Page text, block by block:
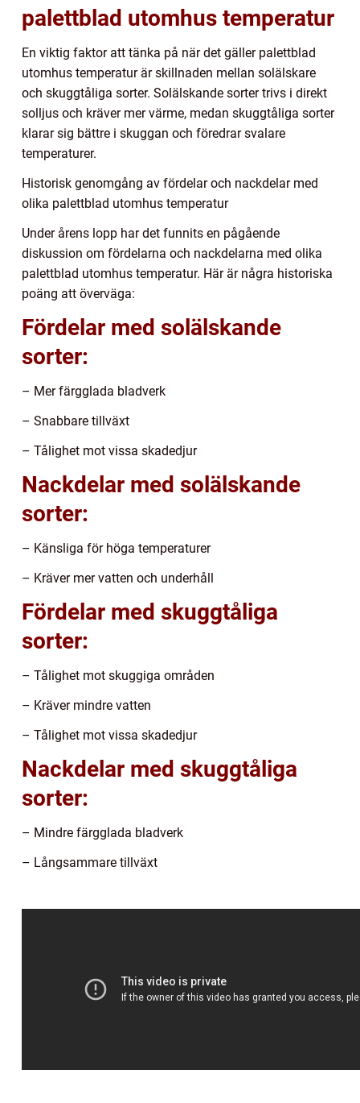
palettblad utomhus temperatur
En viktig faktor att tänka på när det gäller palettblad
utomhus temperatur är skillnaden mellan solälskare
och skuggtåliga sorter. Solälskande sorter trivs i direkt
solljus och kräver mer värme, medan skuggtåliga sorter
klarar sig bättre i skuggan och föredrar svalare
temperaturer.
Historisk genomgång av fördelar och nackdelar med
olika palettblad utomhus temperatur
Under årens lopp har det funnits en pågående
diskussion om fördelarna och nackdelarna med olika
palettblad utomhus temperatur. Här är några historiska
poäng att överväga:
Fördelar med solälskande
sorter:
– Mer färgglada bladverk
– Snabbare tillväxt
– Tålighet mot vissa skadedjur
Nackdelar med solälskande
sorter:
– Känsliga för höga temperaturer
– Kräver mer vatten och underhåll
Fördelar med skuggtåliga
sorter:
– Tålighet mot skuggiga områden
– Kräver mindre vatten
– Tålighet mot vissa skadedjur
Nackdelar med skuggtåliga
sorter:
– Mindre färgglada bladverk
– Långsammare tillväxt